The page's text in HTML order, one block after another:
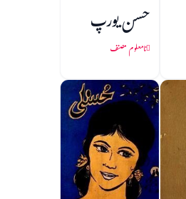
حسن یورپ
نامعلوم مصنف